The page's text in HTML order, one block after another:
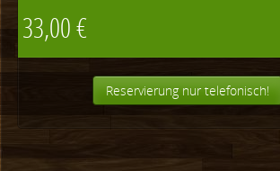
33,00 €
Reservierung nur telefonisch!